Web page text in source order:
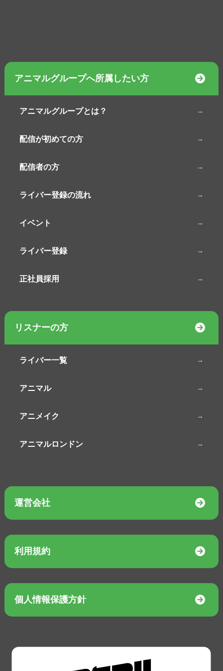
アニマルグループへ所属したい方
アニマルグループとは？
配信が初めての方
配信者の方
ライバー登録の流れ
イベント
ライバー登録
正社員採用
リスナーの方
ライバー一覧
アニマル
アニメイク
アニマルロンドン
運営会社
利用規約
個人情報保護方針